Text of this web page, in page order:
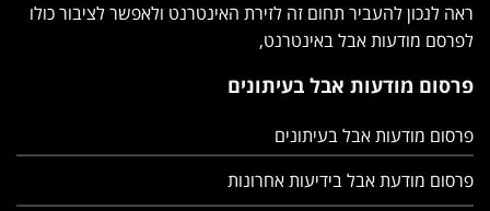
אנדרטה ראה לנכון להעביר תחום זה לזירת האינטרנט ולאפשר
לציבור כולו לפרסם מודעות אבל באינטרנט,
פרסום מודעות אבל בעיתונים
פרסום מודעות אבל בעיתונים
פרסום מודעת אבל בידיעות אחרונות